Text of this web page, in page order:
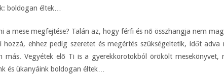
boldogan éltek…
a mese megfejtése? Talán az, hogy férfi és nő összhangja nem
hozzá, ehhez pedig szeretet és megértés szükségeltetik, időt
más. Vegyétek elő Ti is a gyerekkorotokból örökölt
és ükanyáink boldogan éltek…